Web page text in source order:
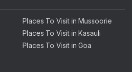
Places To Visit in Mussoorie
Places To Visit in Kasauli
Places To Visit in Goa